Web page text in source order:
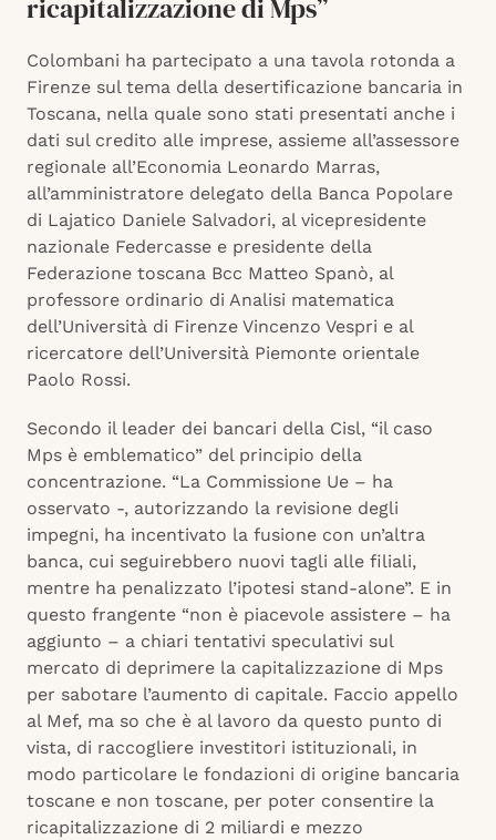
ricapitalizzazione di Mps”
Colombani ha partecipato a una tavola rotonda a
Firenze sul tema della desertificazione bancaria in
Toscana, nella quale sono stati presentati anche i
dati sul credito alle imprese, assieme all’assessore
regionale all’Economia Leonardo Marras,
all’amministratore delegato della Banca Popolare
di Lajatico Daniele Salvadori, al vicepresidente
nazionale Federcasse e presidente della
Federazione toscana Bcc Matteo Spanò, al
professore ordinario di Analisi matematica
dell’Università di Firenze Vincenzo Vespri e al
ricercatore dell’Università Piemonte orientale
Paolo Rossi.
Secondo il leader dei bancari della Cisl, “il caso
Mps è emblematico” del principio della
concentrazione. “La Commissione Ue – ha
osservato -, autorizzando la revisione degli
impegni, ha incentivato la fusione con un’altra
banca, cui seguirebbero nuovi tagli alle filiali,
mentre ha penalizzato l’ipotesi stand-alone”. E in
questo frangente “non è piacevole assistere – ha
aggiunto – a chiari tentativi speculativi sul
mercato di deprimere la capitalizzazione di Mps
per sabotare l’aumento di capitale. Faccio appello
al Mef, ma so che è al lavoro da questo punto di
vista, di raccogliere investitori istituzionali, in
modo particolare le fondazioni di origine bancaria
toscane e non toscane, per poter consentire la
ricapitalizzazione di 2 miliardi e mezzo